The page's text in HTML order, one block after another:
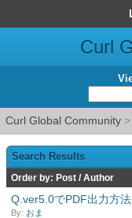
Curl
Curl Global Community >
Search Results
Order by: Post / Author
Q.ver5.0でPDF出力方法
By: おま